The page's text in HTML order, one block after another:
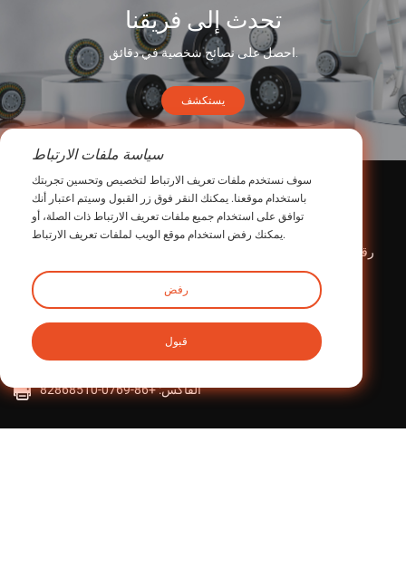
تحدث إلى فريقنا
احصل على نصائح شخصية في دقائق.
يستكشف
اتصل بنا
دونغقوان، مقاطعة قوانغدونغ، الصين
+86 150 1293 8124(Sunny Qian)
الفاكس: +86-0769-82868510
سياسة ملفات الارتباط
سوف نستخدم ملفات تعريف الارتباط لتخصيص وتحسين تجربتك
باستخدام موقعنا. يمكنك النقر فوق زر القبول وسيتم اعتبار أنك
توافق على استخدام جميع ملفات تعريف الارتباط ذات الصلة، أو
يمكنك رفض استخدام موقع الويب لملفات تعريف الارتباط.
رفض
قبول